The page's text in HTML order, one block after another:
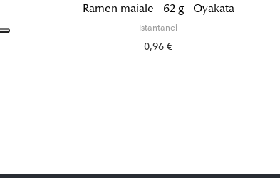
Ramen maiale - 62 g - Oyakata
Istantanei
0,96 €